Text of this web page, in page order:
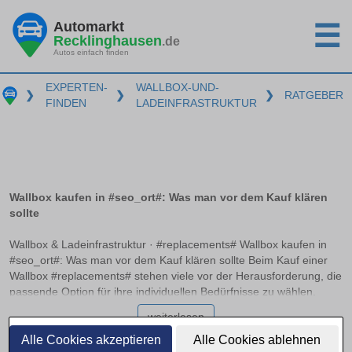
Alle Cookies akzeptieren Alle Cookies ablehnen
Automarkt
Recklinghausen.de
Autos einfach finden ☰
❯
EXPERTEN-
FINDEN
❯
WALLBOX-UND-
LADEINFRASTRUKTUR
❯ RATGEBER
Wallbox kaufen in #seo_ort#: Was man vor dem Kauf klären
sollte
Wallbox & Ladeinfrastruktur · #replacements# Wallbox kaufen in
#seo_ort#: Was man vor dem Kauf klären sollte Beim Kauf einer
Wallbox #replacements# stehen viele vor der Herausforderung, die
passende Option für ihre individuellen Bedürfnisse zu wählen.
Essentielle Entscheidungskriterien wie Ladeleistung, Anschlussart
und Smart-Charging-Funktionen spielen hierbei eine
entscheidende Rolle. In diesem Ratgeber erhalten Sie
weiterlesen